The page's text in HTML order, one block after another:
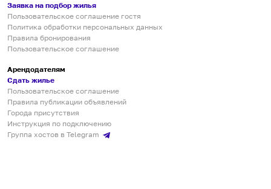
Заявка на подбор жилья
Пользовательское соглашение гостя
Политика обработки персональных данных
Правила бронирования
Пользовательское соглашение
Арендодателям
Сдать жилье
Пользовательское соглашение
Правила публикации объявлений
Города присутствия
Инструкция по подключению
Группа хостов в Telegram